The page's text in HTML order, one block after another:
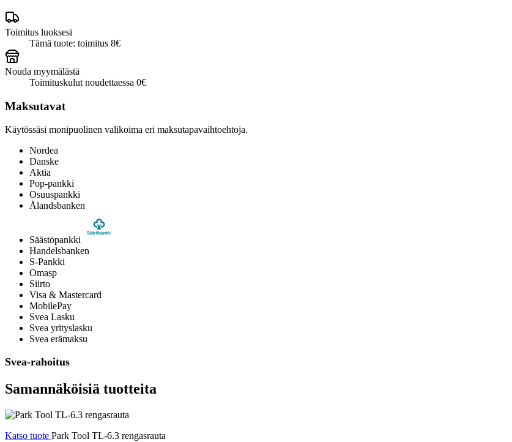
Toimitus luoksesi
Tämä tuote: toimitus 8€
Nouda myymälästä
Toimituskulut noudettaessa 0€
Maksutavat
Käytössäsi monipuolinen valikoima eri maksutapavaihtoehtoja.
Nordea
Danske
Aktia
Pop-pankki
Osuuspankki
Ålandsbanken
Säästöpankki
Handelsbanken
S-Pankki
Omasp
Siirto
Visa & Mastercard
MobilePay
Svea Lasku
Svea yrityslasku
Svea erämaksu
Svea-rahoitus
Samannäköisiä tuotteita
Katso tuote Park Tool TL-6.3 rengasrauta